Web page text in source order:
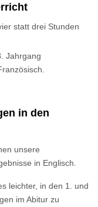
statt drei Stunden
Jahrgang
in den
unsere
in Englisch.
leichter, in den 1. und
im Abitur zu